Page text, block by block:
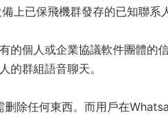
上已保飛機群發存的已知聯系
的個人或企業協議軟件團體的
的群組語音聊天。
除任何東西。而用戶在